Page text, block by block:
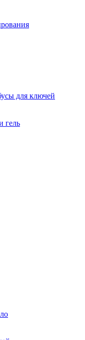
для ключей
гель